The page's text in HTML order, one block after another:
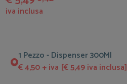
iva inclusa
1 Pezzo - Dispenser 300Ml
€ 4,50 + iva [€ 5,49 iva inclusa]